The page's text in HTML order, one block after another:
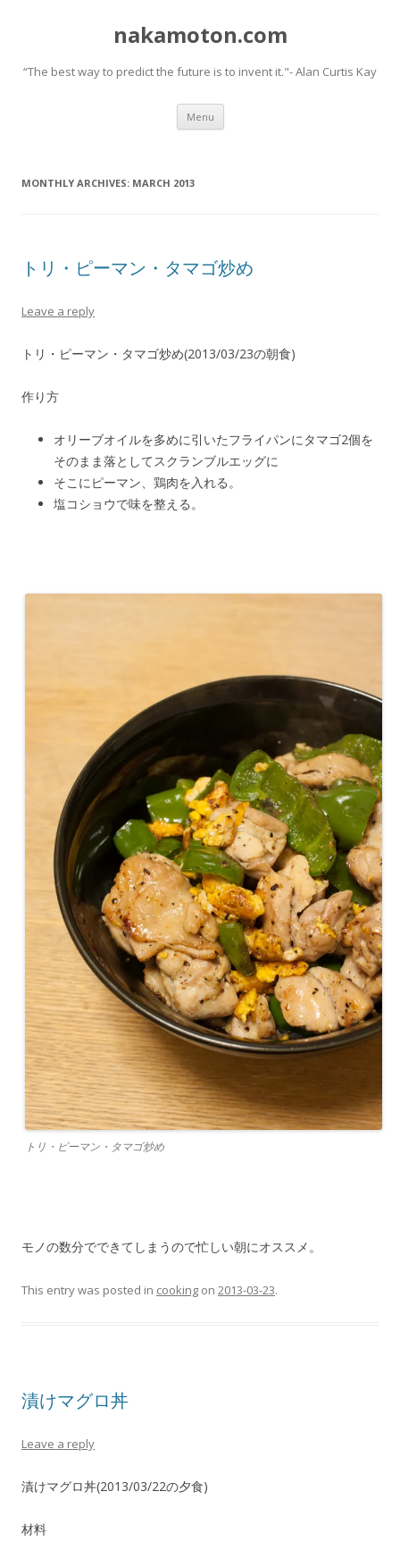
nakamoton.com
“The best way to predict the future is to invent it."- Alan Curtis Kay
Menu Skip
content
MONTHLY ARCHIVES: MARCH 2013
トリ・ピーマン・タマゴ炒め
Leave a reply
トリ・ピーマン・タマゴ炒め(2013/03/23の朝食)
作り方
オリーブオイルを多めに引いたフライパンにタマゴ2個を
そのまま落としてスクランブルエッグに
そこにピーマン、鶏肉を入れる。
塩コショウで味を整える。
トリ・ピーマン・タマゴ炒め
モノの数分でできてしまうので忙しい朝にオススメ。
This entry was posted in cooking on 2013-03-23.
漬けマグロ丼
Leave a reply
漬けマグロ丼(2013/03/22の夕食)
材料